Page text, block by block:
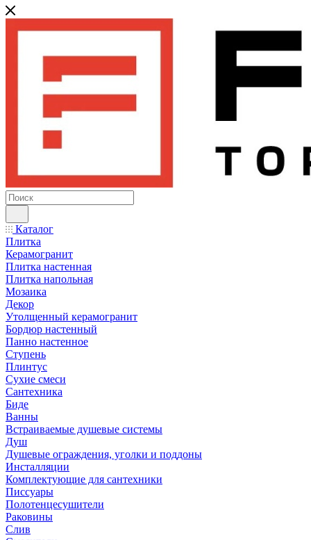
Каталог
Плитка
Керамогранит
Плитка настенная
Плитка напольная
Мозаика
Декор
Утолщенный керамогранит
Бордюр настенный
Панно настенное
Ступень
Плинтус
Сухие смеси
Сантехника
Биде
Ванны
Встраиваемые душевые системы
Душ
Душевые ограждения, уголки и поддоны
Инсталляции
Комплектующие для сантехники
Писсуары
Полотенцесушители
Раковины
Слив